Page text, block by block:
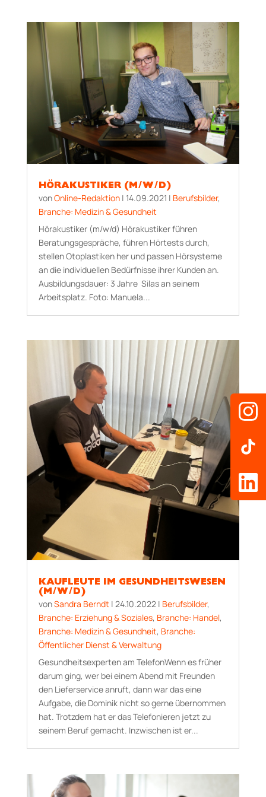
HÖRAKUSTIKER (M/W/D)
vonOnline-Redaktion| 14.09.2021 | Berufsbilder,
Branche: Medizin & Gesundheit
Hörakustiker (m/w/d) Hörakustiker führen
Beratungsgespräche, führen Hörtests durch,
stellen Otoplastiken her und passen Hörsysteme
an die individuellen Bedürfnisse ihrer Kunden an.
Aus­bildungs­dauer: 3 Jahre Silas an seinem
Arbeitsplatz. Foto: Manuela...
KAUFLEUTE IM GESUNDHEITSWESEN
(M/W/D)
vonSandra Berndt | 24.10.2022| Berufsbilder,
Branche: Erziehung & Soziales, Branche: Handel,
Branche: Medizin & Gesundheit, Branche:
Öffentlicher Dienst & Verwaltung
Gesundheitsexperten am TelefonWenn es früher
darum ging, wer bei einem Abend mit Freunden
den Lieferservice anruft, dann war das eine
Aufgabe, die Dominik nicht so gerne übernommen
hat. Trotzdem hat er das Telefonieren jetzt zu
seinem Beruf gemacht. Inzwischen ist er...